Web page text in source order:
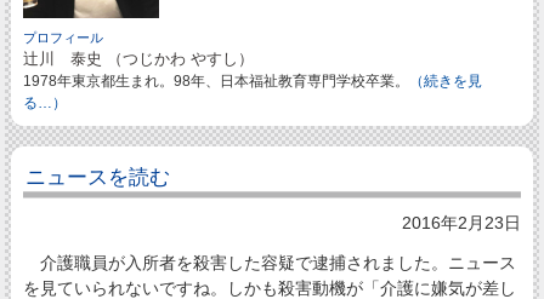
プロフィール
辻川 泰史 （つじかわ やすし）
1978年東京都生まれ。98年、日本福祉教育専門学校卒業。
（続きを見
る…）
ニュースを読む
2016年2月23日
介護職員が入所者を殺害した容疑で逮捕されました。ニュース
を見ていられないですね。しかも殺害動機が「介護に嫌気が差し